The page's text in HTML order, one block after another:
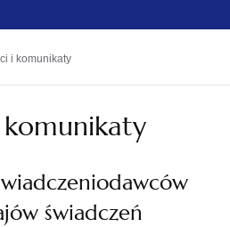
i komunikaty
świadczeń